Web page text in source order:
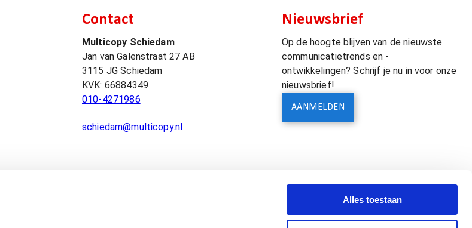
Alles toestaan
Contact
Multicopy Schiedam
Jan van Galenstraat 27 AB
3115 JG Schiedam
KVK: 66884349
010-4271986
schiedam@multicopy.nl
Nieuwsbrief
Op de hoogte blijven van de nieuwste
communicatietrends en -
ontwikkelingen? Schrijf je nu in voor onze
nieuwsbrief!
AANMELDEN